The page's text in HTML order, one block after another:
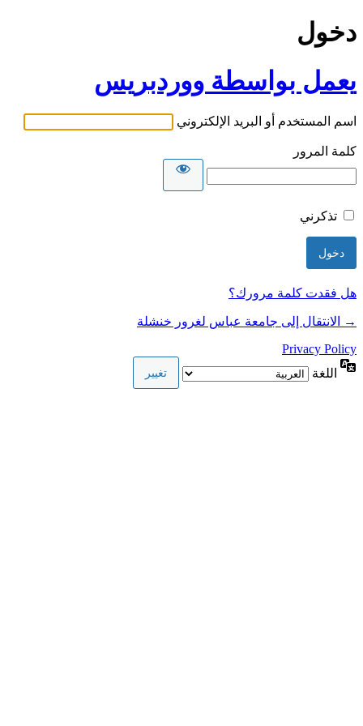
دخول
يعمل بواسطة ووردبريس
اسم المستخدم أو البريد الإلكتروني
كلمة المرور
تذكرني
هل فقدت كلمة مرورك؟
→ الانتقال إلى جامعة عباس لغرور خنشلة
Privacy Policy
اللغة